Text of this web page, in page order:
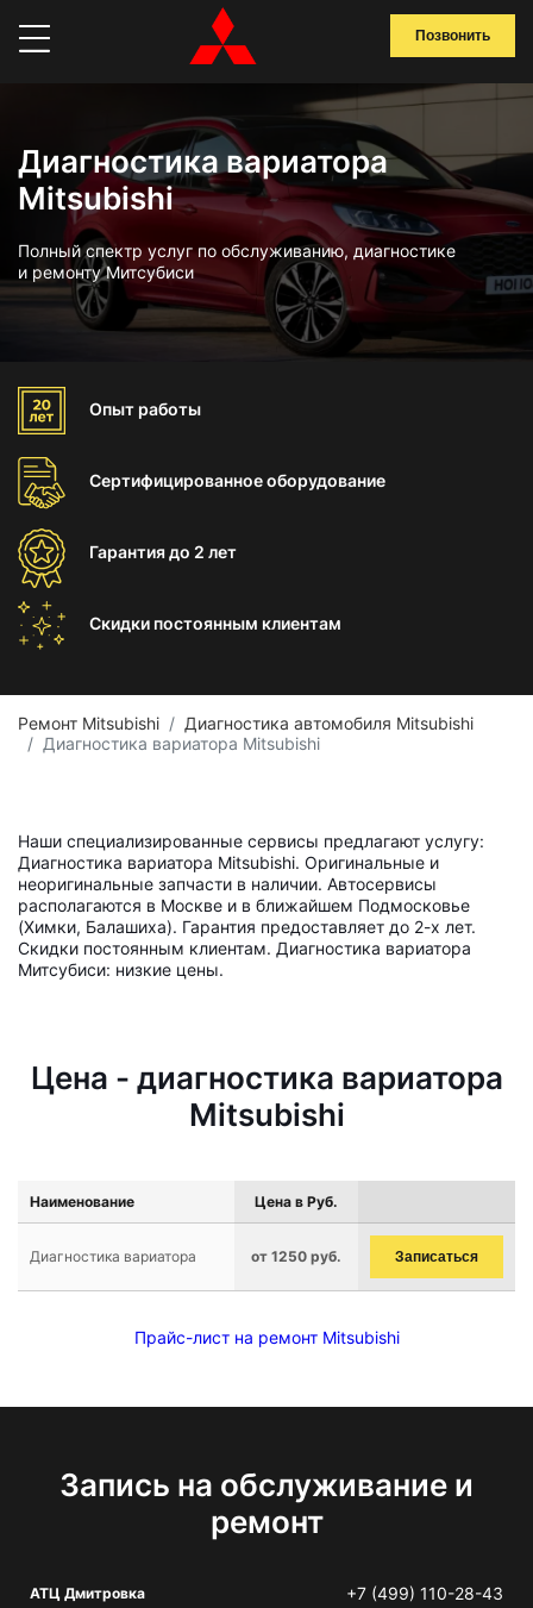
Позвонить
Диагностика вариатора
Mitsubishi
Полный спектр услуг по обслуживанию, диагностике
и ремонту Митсубиси
Опыт работы
Сертифицированноеоборудование
Гарантиядо 2 лет
Скидки постоянным клиентам
Ремонт Mitsubishi
Диагностика автомобиля Mitsubishi
Диагностика вариатора Mitsubishi
Наши специализированные сервисы предлагают услугу:
Диагностика вариатора Mitsubishi. Оригинальные и
неоригинальные запчасти в наличии. Автосервисы
располагаются в Москве и в ближайшем Подмосковье
(Химки, Балашиха). Гарантия предоставляет до 2-х лет.
Скидки постоянным клиентам. Диагностика вариатора
Митсубиси: низкие цены.
Цена - диагностика вариатора
Mitsubishi
Наименование Цена в Руб.
Диагностика вариатора от 1250 руб. Записаться
Прайс-лист на ремонт Mitsubishi
Запись на обслуживание и
ремонт
АТЦ Дмитровка +7 (499) 110-28-43